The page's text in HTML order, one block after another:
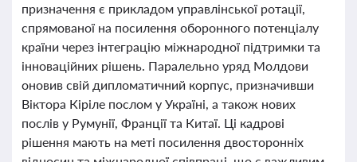
призначення є прикладом управлінської ротації,
спрямованої на посилення оборонного потенціалу
країни через інтеграцію міжнародної підтримки та
інноваційних рішень. Паралельно уряд Молдови
оновив свій дипломатичний корпус, призначивши
Віктора Кіріле послом у Україні, а також нових
послів у Румунії, Франції та Китаї. Ці кадрові
рішення мають на меті посилення двосторонніх